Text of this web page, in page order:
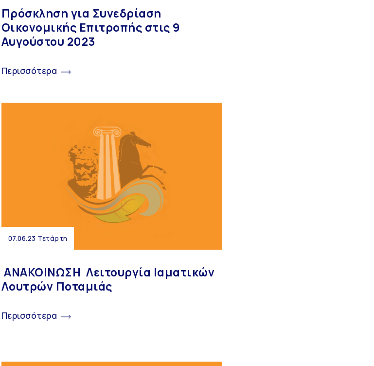
Πρόσκληση για Συνεδρίαση
Οικονομικής Επιτροπής στις 9
Αυγούστου 2023
Περισσότερα
07.06.23 Τετάρτη
​ ΑΝΑΚΟΙΝΩΣΗ ​ Λειτουργία Ιαματικών
Λουτρών Ποταμιάς
Περισσότερα